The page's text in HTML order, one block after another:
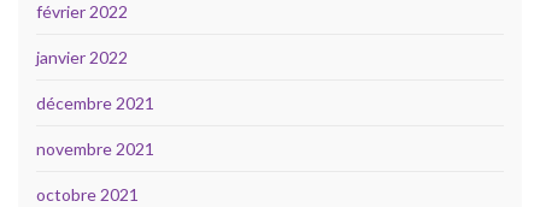
février 2022
janvier 2022
décembre 2021
novembre 2021
octobre 2021